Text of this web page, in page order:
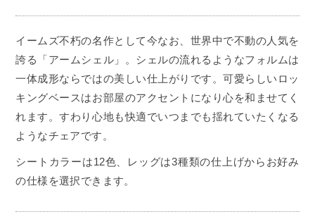
イームズ不朽の名作として今なお、世界中で不動の人気を
誇る「アームシェル」。シェルの流れるようなフォルムは
一体成形ならではの美しい仕上がりです。可愛らしいロッ
キングベースはお部屋のアクセントになり心を和ませてく
れます。すわり心地も快適でいつまでも揺れていたくなる
ようなチェアです。
シートカラーは12色、レッグは3種類の仕上げからお好み
の仕様を選択できます。